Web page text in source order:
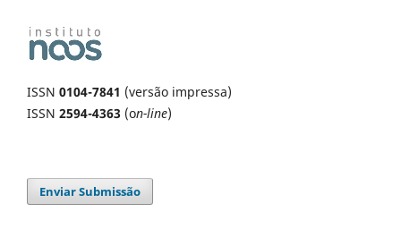
ISSN 0104-7841 (versão impressa)
ISSN 2594-4363 (on-line)
Enviar Submissão